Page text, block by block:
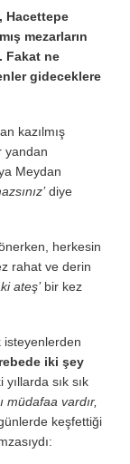
Hacettepe
mezarların
Fakat ne
gideceklere
kazılmış
yandan
Meydan
diye
herkesin
rahat ve derin
ateş’bir kez
isteyenlerden
iki şey
sık sık
müdafaa vardır,
keşfettiği